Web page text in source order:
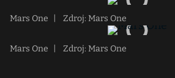
Mars One Zdroj: Mars One
Mars One Zdroj: Mars One